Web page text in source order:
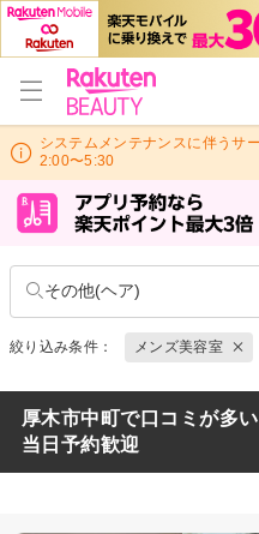
システムメンテナンスに伴うサ
2:00〜5:30
その他(ヘア)
絞り込み条件： メンズ美容室
厚木市中町で口コミが多
当日予約歓迎